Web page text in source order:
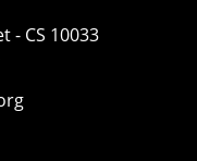
- CS 10033